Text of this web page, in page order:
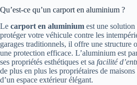
Qu’est-ce qu’un carport en aluminium ?
Le carport en aluminium est une
protéger votre véhicule contre les
garages traditionnels, il offre une structure
une protection efficace. L’aluminium est
ses propriétés esthétiques et sa facilité
de plus en plus les propriétaires de
d’un espace extérieur élégant.